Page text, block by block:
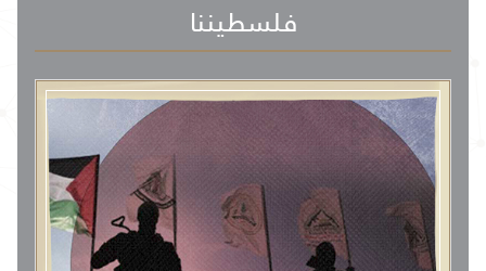
فلسطيننا